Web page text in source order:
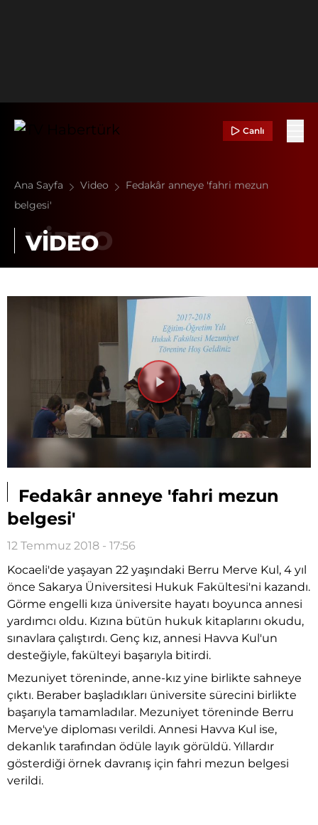
Canlı
Ana Sayfa Video
Fedakâr anneye 'fahri mezun
belgesi'
VİDEO
Videoyu
Oynat
Fedakâr anneye 'fahri mezun
belgesi'
12 Temmuz 2018 - 17:56
Kocaeli'de yaşayan 22 yaşındaki Berru Merve Kul, 4 yıl
önce Sakarya Üniversitesi Hukuk Fakültesi'ni kazandı.
Görme engelli kıza üniversite hayatı boyunca annesi
yardımcı oldu. Kızına bütün hukuk kitaplarını okudu,
sınavlara çalıştırdı. Genç kız, annesi Havva Kul'un
desteğiyle, fakülteyi başarıyla bitirdi.
Mezuniyet töreninde, anne-kız yine birlikte sahneye
çıktı. Beraber başladıkları üniversite sürecini birlikte
başarıyla tamamladılar. Mezuniyet töreninde Berru
Merve'ye diploması verildi. Annesi Havva Kul ise,
dekanlık tarafından ödüle layık görüldü. Yıllardır
gösterdiği örnek davranış için fahri mezun belgesi
verildi.